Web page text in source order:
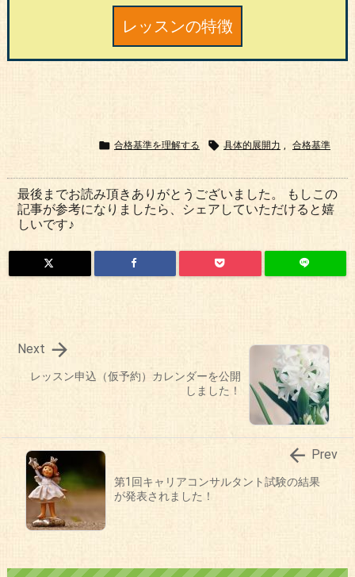
レッスンの特徴
 合格基準を理解する  具体的展開力 , 合格基準
最後までお読み頂きありがとうございました。 もしこの
記事が参考になりましたら、シェアしていただけると嬉
しいです♪
レッスン申込（仮予約）カレンダーを公開
しました！

Next
第1回キャリアコンサルタント試験の結果
が発表されました！
 Prev